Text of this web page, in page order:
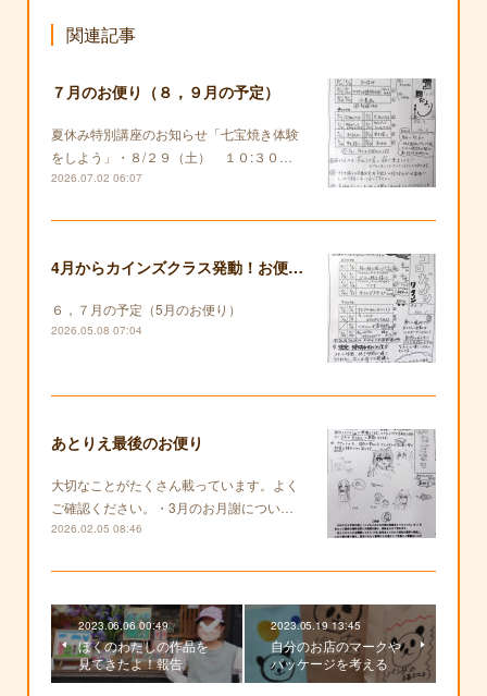
関連記事
７月のお便り（８，９月の予定）
夏休み特別講座のお知らせ「七宝焼き体験
をしよう」・８/２９（土） １０:３０…
2026.07.02 06:07
4月からカインズクラス発動！お便りも復活します！
６，７月の予定（5月のお便り）
2026.05.08 07:04
あとりえ最後のお便り
大切なことがたくさん載っています。よく
ご確認ください。・3月のお月謝につい…
2026.02.05 08:46
2023.06.06 00:49
ぼくのわたしの作品を
見てきたよ！報告
2023.05.19 13:45
自分のお店のマークや
パッケージを考える